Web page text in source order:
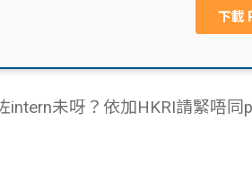
intern未呀？依加HKRI請緊唔